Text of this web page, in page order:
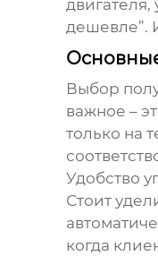
дешевле”.
Выбор
важное –
только на
Удобство
Стоит
когда